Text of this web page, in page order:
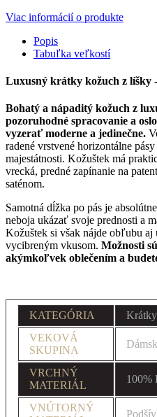
Viac informácií o produkte
Popis
Tabuľka veľkostí
Luxusný krátky kožuch z líšky
Bohatý a nápaditý kožuch z
pozoruhodné spracovanie a
vyzerať moderne a jedinečne.
radené vrstvené horizontálne
majestátnosti. Kožuštek má
vrecká, predné zapínanie na
saténom.
Samotná dĺžka po pás je
neboja ukázať svoje prednosti a
Kožuštek si však nájde obľubu aj
vycibreným vkusom. Možnosti
akýmkoľvek oblečením a
KATEGÓRIA
VEKOVÁ
SKUPINA
VRCHNÝ
MATERIÁL
100%
VNÚTORNÝ